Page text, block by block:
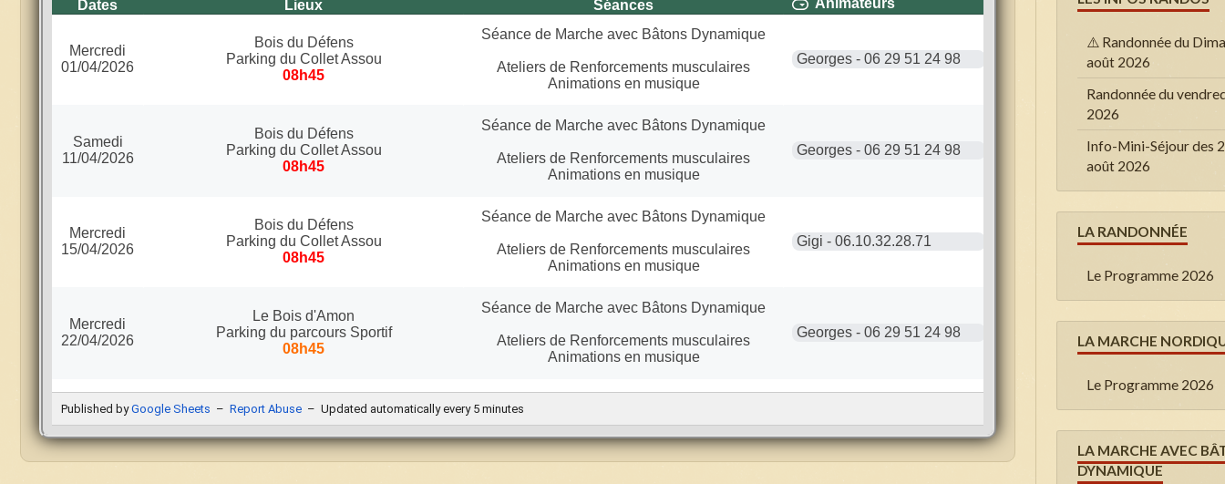
⚠️ Randonnée du
août 2026
Randonnée du
2026
Info-Mini-Séjour des
août 2026
LA RANDONNÉE
Le Programme 2026
LA MARCHE
Le Programme 2026
LA MARCHE AVEC
DYNAMIQUE